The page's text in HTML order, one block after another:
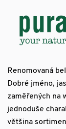
Renomovaná
Dobré jméno,
zaměřených na
jednoduše
většina